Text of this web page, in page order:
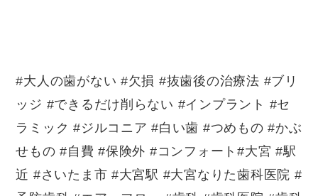
#大人の歯がない #欠損 #抜歯後の治療法 #ブリ
ッジ #できるだけ削らない #インプラント #セ
ラミック #ジルコニア #白い歯 #つめもの #かぶ
せもの #自費 #保険外 #コンフォート#大宮 #駅
近 #さいたま市 #大宮駅 #大宮なりた歯科医院 #